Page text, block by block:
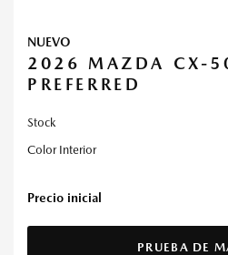
NUEVO
2026 MAZDA CX-
PREFERRED
Stock
Color Interior
Precio inicial
PRUEBA DE